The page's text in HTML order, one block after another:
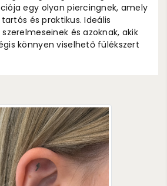
egy olyan piercingnek, amely
és praktikus. Ideális
és azoknak, akik
könnyen viselhető fülékszert